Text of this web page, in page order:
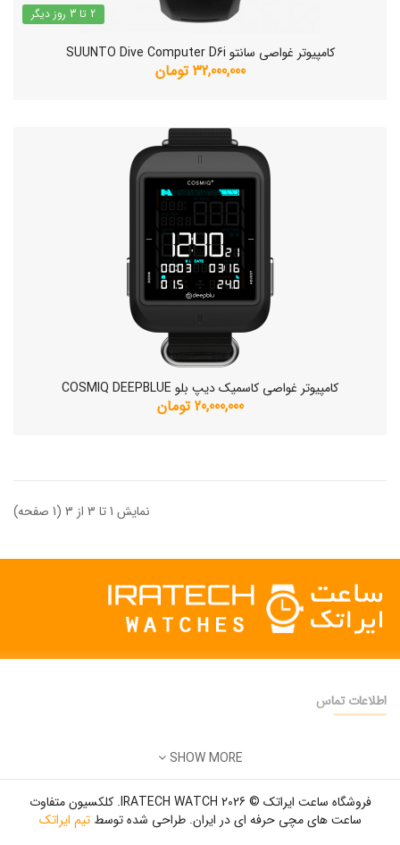
2 تا 3 روز دیگر
کامپیوتر غواصی سانتو SUUNTO Dive Computer D6i
32,000,000 تومان
کامپیوتر غواصی کاسمیک دیپ بلو COSMIQ DEEPBLUE
20,000,000 تومان
نمایش 1 تا 3 از 3 (1 صفحه)
اطلاعات تماس
ایمیل:
زمان کاری:8 صبح تا 5 عصر
SHOW MORE
فروشگاه ساعت ایراتک © 2026 IRATECH WATCH. کلکسیون متفاوت
ساعت های مچی حرفه ای در ایران. طراحی شده توسطتیم ایراتک